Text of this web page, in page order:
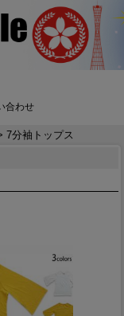
合わせ
7分袖トップス